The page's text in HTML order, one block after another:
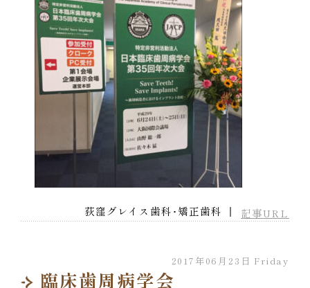
荻窪グレイス歯科･矯正歯科 ｜ 記事URL
2017年06月23日 Friday
臨床歯周病学会